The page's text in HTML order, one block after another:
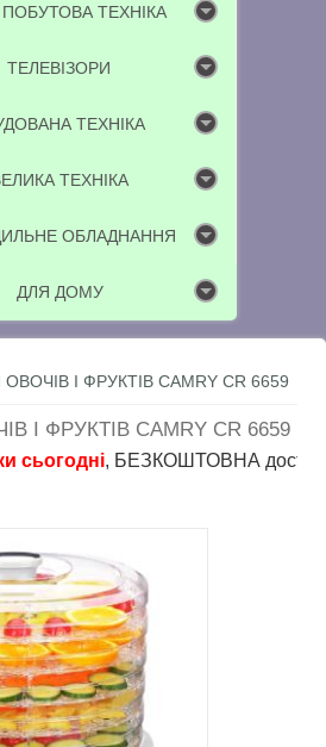
ТЕХНІКА
ТЕЛЕВІЗОРИ
ТЕХНІКА
ТЕХНІКА
ОБЛАДНАННЯ
ДЛЯ ДОМУ
І ФРУКТІВ CAMRY CR 6659
І ФРУКТІВ CAMRY CR 6659
, БЕЗКОШТОВНА доставка в